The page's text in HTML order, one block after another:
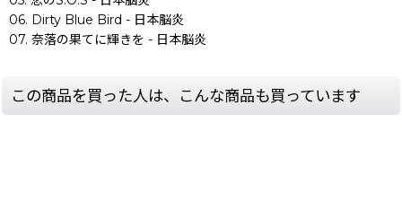
06. Dirty Blue Bird - 日本脳炎
07. 奈落の果てに輝きを - 日本脳炎
この商品を買った人は、こんな商品も買っています